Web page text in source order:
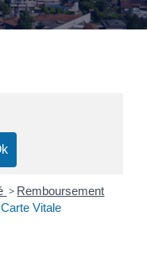
> Remboursement
Carte Vitale